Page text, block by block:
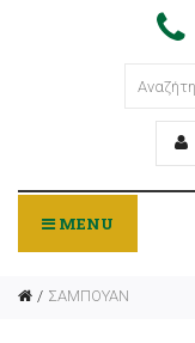
MENU
ΣΑΜΠΟΥΑΝ